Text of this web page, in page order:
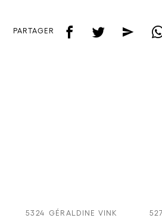
PARTAGER f t e
5324 GÉRALDINE VINK